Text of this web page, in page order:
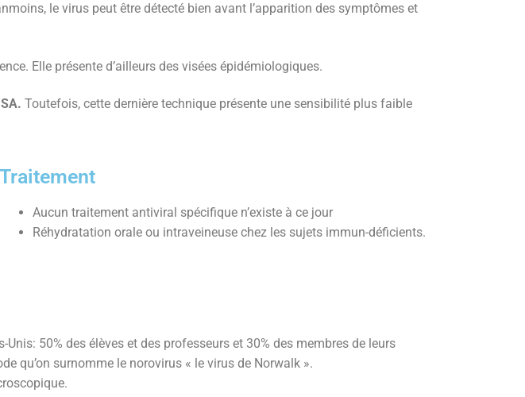
le virus peut être détecté bien avant l’apparition des symptômes et
Elle présente d’ailleurs des visées épidémiologiques.
Toutefois, cette dernière technique présente une sensibilité plus faible
Traitement
Aucun traitement antiviral spécifique n’existe à ce jour
Réhydratation orale ou intraveineuse chez les sujets immun-déficients.
50% des élèves et des professeurs et 30% des membres de leurs
qu’on surnomme le norovirus « le virus de Norwalk ».